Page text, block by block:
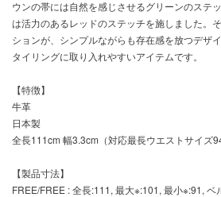
ウンの帯には自然を感じさせるグリーンのステ
は活力のあるレッドのステッチを施しました。
ションが、シンプルながらも存在感を放つデザ
タイリングに取り入れやすいアイテムです。
【特徴】
牛革
日本製
全長111cm 幅3.3cm（対応最長ウエストサイズ
【製品寸法】
FREE/FREE : 全長:111, 最大※:101, 最小※:91, ベ